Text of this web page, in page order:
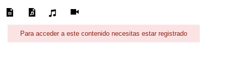
Para acceder a este contenido necesitas estar registrado